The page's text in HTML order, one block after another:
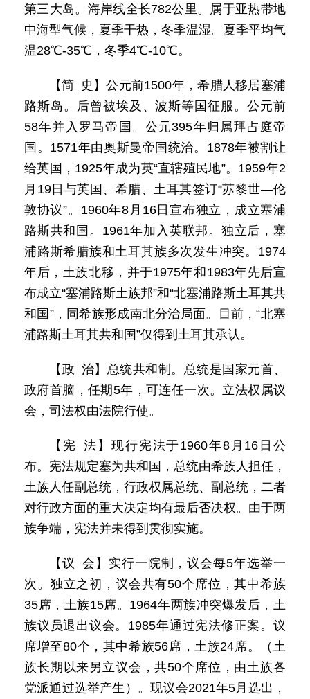
第三大岛。海岸线全长782公里。属于亚热带地
中海型气候，夏季干热，冬季温湿。夏季平均气
温28℃-35℃，冬季4℃-10℃。
【简 史】公元前1500年，希腊人移居塞浦
路斯岛。后曾被埃及、波斯等国征服。公元前
58年并入罗马帝国。公元395年归属拜占庭帝
国。1571年由奥斯曼帝国统治。1878年被割让
给英国，1925年成为英“直辖殖民地”。1959年2
月19日与英国、希腊、土耳其签订“苏黎世—伦
敦协议”。1960年8月16日宣布独立，成立塞浦
路斯共和国。1961年加入英联邦。独立后，塞
浦路斯希腊族和土耳其族多次发生冲突。1974
年后，土族北移，并于1975年和1983年先后宣
布成立“塞浦路斯土族邦”和“北塞浦路斯土耳其共
和国”，同希族形成南北分治局面。目前，“北塞
浦路斯土耳其共和国”仅得到土耳其承认。
【政 治】总统共和制。总统是国家元首、
政府首脑，任期5年，可连任一次。立法权属议
会，司法权由法院行使。
【宪 法】现行宪法于1960年8月16日公
布。宪法规定塞为共和国，总统由希族人担任，
土族人任副总统，行政权属总统、副总统，二者
对行政方面的重大决定均有最后否决权。由于两
族争端，宪法并未得到贯彻实施。
【议 会】实行一院制，议会每5年选举一
次。独立之初，议会共有50个席位，其中希族
35席，土族15席。1964年两族冲突爆发后，土
族议员退出议会。1985年通过宪法修正案。议
席增至80个，其中希族56席，土族24席。（土
族长期以来另立议会，共50个席位，由土族各
党派通过选举产生）。现议会2021年5月选出，